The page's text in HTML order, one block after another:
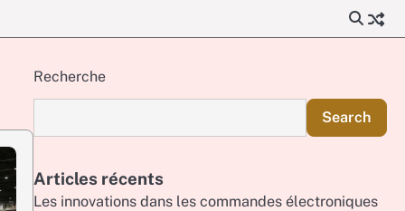
Recherche
Search
Articles récents
Les innovations dans les commandes électroniques